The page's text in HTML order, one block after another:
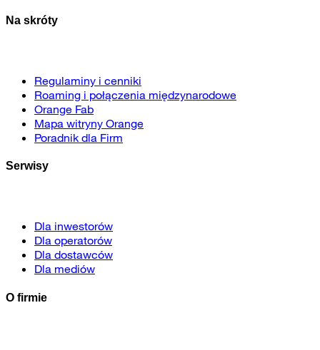
Na skróty
Regulaminy i cenniki
Roaming i połączenia międzynarodowe
Orange Fab
Mapa witryny Orange
Poradnik dla Firm
Serwisy
Dla inwestorów
Dla operatorów
Dla dostawców
Dla mediów
O firmie